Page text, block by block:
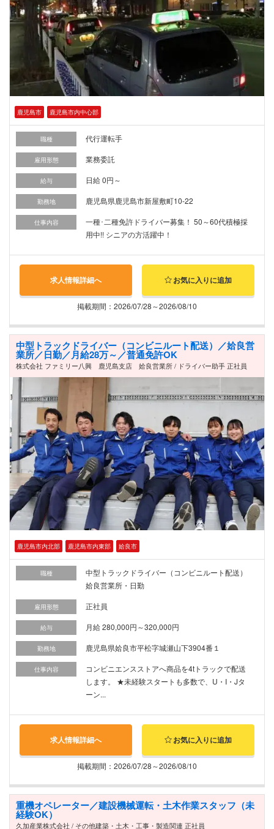
鹿児島市 鹿児島市内中心部
職種 代行運転手
雇用形態 業務委託
給与 日給 0円～
勤務地 鹿児島県鹿児島市新屋敷町10-22
仕事内容
一種･二種免許ドライバー募集！ 50～60代積極採
用中!! シニアの方活躍中！
求人情報詳細へ お気に入りに追加
掲載期間：2026/07/28～2026/08/10
中型トラックドライバー（コンビニルート配送）／姶良営
業所／日勤／月給28万～／普通免許OK
株式会社 ファミリー八興 鹿児島支店 姶良営業所 / ドライバー助手 正社員
鹿児島市内北部 鹿児島市内東部 姶良市
職種
中型トラックドライバー（コンビニルート配送）
姶良営業所・日勤
雇用形態 正社員
給与 月給 280,000円～320,000円
勤務地 鹿児島県姶良市平松字城瀬山下3904番１
仕事内容
コンビニエンスストアへ商品を4tトラックで配送
します。 ★未経験スタートも多数で、U・I・Jタ
ーン...
求人情報詳細へ お気に入りに追加
掲載期間：2026/07/28～2026/08/10
重機オペレーター／建設機械運転・土木作業スタッフ（未
経験OK）
久加産業株式会社 / その他建築・土木・工事・製造関連 正社員